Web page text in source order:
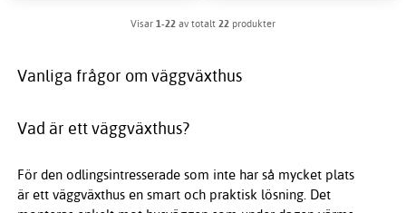
Visar 1-22 av totalt 22 produkter
Vanliga frågor om väggväxthus
Vad är ett väggväxthus?
För den odlingsintresserade som inte har så mycket plats
är ett väggväxthus en smart och praktisk lösning. Det